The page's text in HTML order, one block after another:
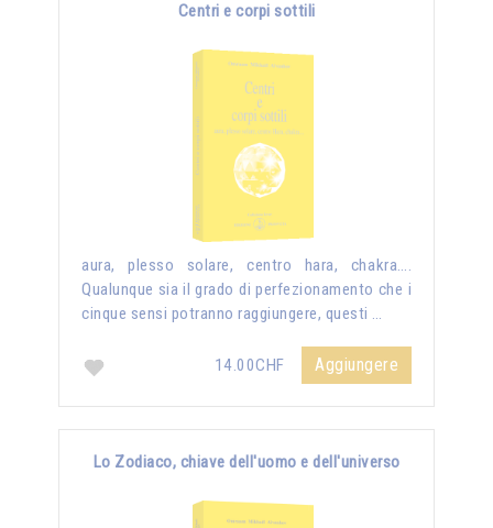
Centri e corpi sottili
aura, plesso solare, centro hara, chakra….
Qualunque sia il grado di perfezionamento che i
cinque sensi potranno raggiungere, questi …
14.00CHF Aggiungere
Lo Zodiaco, chiave dell'uomo e dell'universo